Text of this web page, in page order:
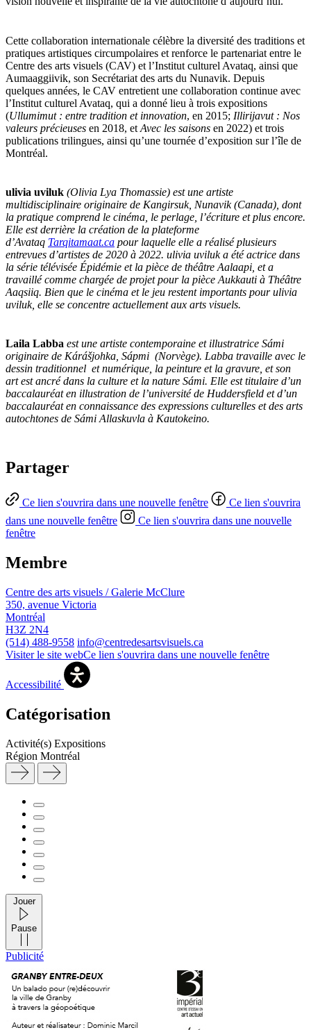
Cette collaboration internationale célèbre la diversité des traditions et
pratiques artistiques circumpolaires et renforce le partenariat entre le
Centre des arts visuels (CAV) et l’Institut culturel Avataq, ainsi que
Aumaaggiivik, son Secrétariat des arts du Nunavik. Depuis
quelques années, le CAV entretient une collaboration continue avec
l’Institut culturel Avataq, qui a donné lieu à trois expositions
(Ullumimut : entre tradition et innovation, en 2015; Illirijavut : Nos
valeurs précieuses en 2018, et Avec les saisons en 2022) et trois
publications trilingues, ainsi qu’une tournée d’exposition sur l’île de
Montréal.
ulivia uviluk (Olivia Lya Thomassie) est une artiste
multidisciplinaire originaire de Kangirsuk, Nunavik (Canada), dont
la pratique comprend le cinéma, le perlage, l’écriture et plus encore.
Elle est derrière la création de la plateforme
d’Avataq Tarqitamaat.ca pour laquelle elle a réalisé plusieurs
entrevues d’artistes de 2020 à 2022. ulivia uviluk a été actrice dans
la série télévisée Épidémie et la pièce de théâtre Aalaapi, et a
travaillé comme chargée de projet pour la pièce Aukkauti à Théâtre
Aaqsiiq. Bien que le cinéma et le jeu restent importants pour ulivia
uviluk, elle se concentre actuellement aux arts visuels.
Laila Labba est une artiste contemporaine et illustratrice Sámi
originaire de Kárášjohka, Sápmi (Norvège). Labba travaille avec le
dessin traditionnel et numérique, la peinture et la gravure, et son
art est ancré dans la culture et la nature Sámi. Elle est titulaire d’un
baccalauréat en illustration de l’université de Huddersfield et d’un
baccalauréat en connaissance des expressions culturelles et des arts
autochtones de Sámi Allaskuvla à Kautokeino.
Partager
Ce lien s'ouvrira dans une nouvelle fenêtre
Ce lien s'ouvrira
dans une nouvelle fenêtre
Ce lien s'ouvrira dans une nouvelle
fenêtre
Membre
Centre des arts visuels / Galerie McClure
350, avenue Victoria
Montréal
H3Z 2N4
(514) 488-9558 info@centredesartsvisuels.ca
Visiter le site webCe lien s'ouvrira dans une nouvelle fenêtre
Accessibilité
Catégorisation
Activité(s) Expositions
Région Montréal
Jouer
Pause
Publicité